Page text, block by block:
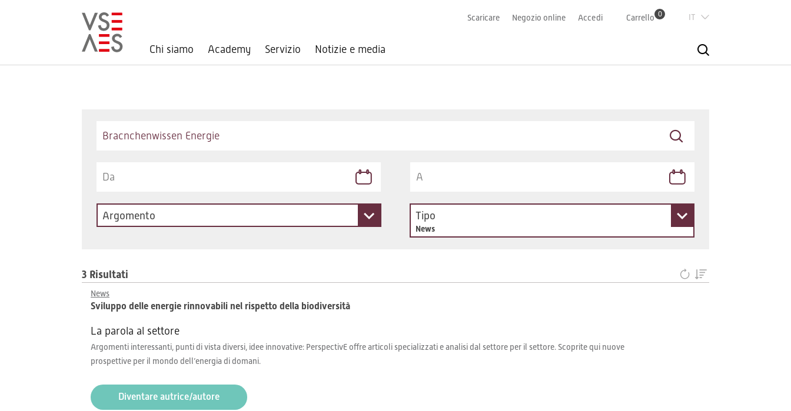
Chi siamo Academy Servizio Notizie e media
Scaricare Negozio online Accedi Carrello 0
English
Argomento Tipo
News
3 Risultati
News
Sviluppo delle energie rinnovabili nel rispetto della biodiversità
La parola al settore
Argomenti interessanti, punti di vista diversi, idee innovative: PerspectivE offre articoli specializzati e analisi dal settore per il settore. Scoprite qui nuove
prospettive per il mondo dell’energia di domani.
Diventare autrice/autore